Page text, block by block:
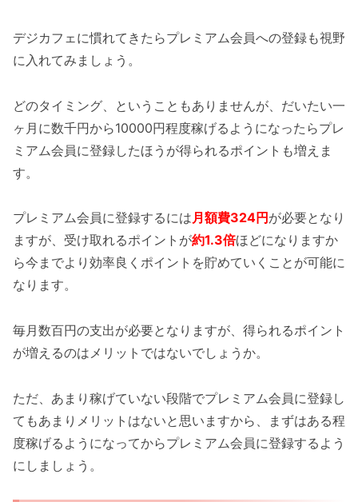
デジカフェに慣れてきたらプレミアム会員への登録も視野
に入れてみましょう。
どのタイミング、ということもありませんが、だいたい一
ヶ月に数千円から10000円程度稼げるようになったらプレ
ミアム会員に登録したほうが得られるポイントも増えま
す。
プレミアム会員に登録するには月額費324円 が必要となり
ますが、受け取れるポイントが約1.3倍ほどになりますか
ら今までより効率良くポイントを貯めていくことが可能に
なります。
毎月数百円の支出が必要となりますが、得られるポイント
が増えるのはメリットではないでしょうか。
ただ、あまり稼げていない段階でプレミアム会員に登録し
てもあまりメリットはないと思いますから、まずはある程
度稼げるようになってからプレミアム会員に登録するよう
にしましょう。